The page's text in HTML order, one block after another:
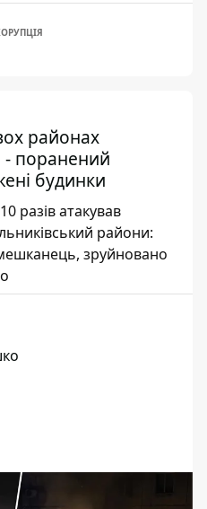
районах
поранений
будинки
разів атакував
райони:
зруйновано